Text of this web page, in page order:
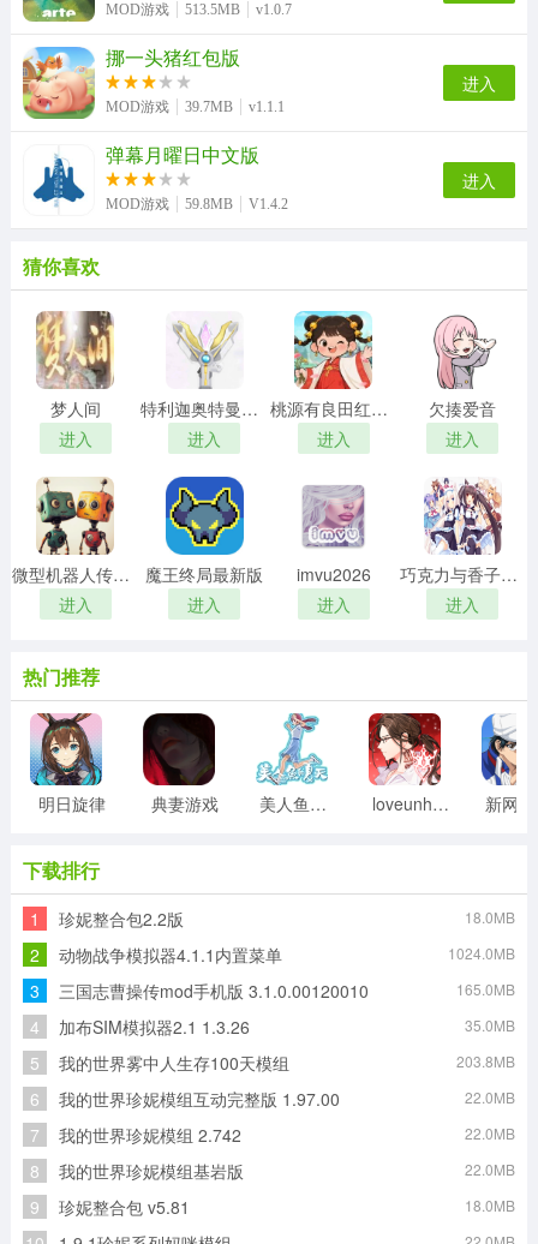
MOD游戏 513.5MB v1.0.7
挪一头猪红包版
MOD游戏 39.7MB v1.1.1
进入
弹幕月曜日中文版
MOD游戏 59.8MB V1.4.2
进入
猜你喜欢
梦人间
进入
特利迦奥特曼变身器模拟器
进入
桃源有良田红包版
进入
欠揍爱音
进入
微型机器人传送门逃脱中文版
进入
魔王终局最新版
进入
imvu2026
进入
巧克力与香子兰游戏手机版
进入
热门推荐
明日旋律 典妻游戏 美人鱼的夏天游戏 loveunholyc游戏
下载排行
1 珍妮整合包2.2版 18.0MB
2 动物战争模拟器4.1.1内置菜单 1024.0MB
3 三国志曹操传mod手机版 3.1.0.00120010 165.0MB
4 加布SIM模拟器2.1 1.3.26 35.0MB
5 我的世界雾中人生存100天模组 203.8MB
6 我的世界珍妮模组互动完整版 1.97.00 22.0MB
7 我的世界珍妮模组 2.742 22.0MB
8 我的世界珍妮模组基岩版 22.0MB
9 珍妮整合包 v5.81 18.0MB